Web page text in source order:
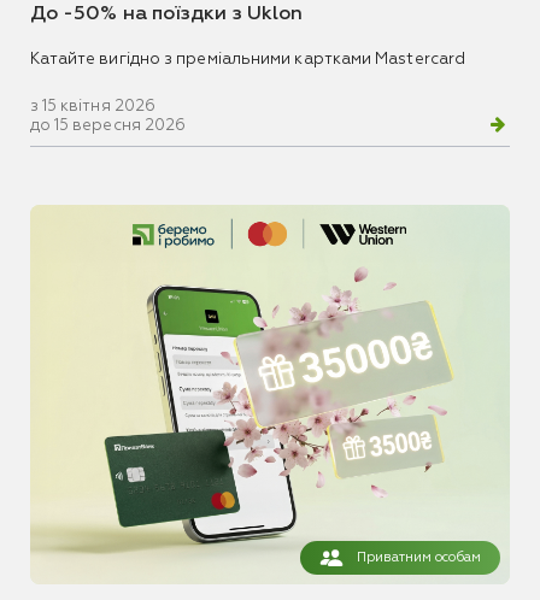
До -50% на поїздки з Uklon
Катайте вигідно з преміальними картками Mastercard
з 15 квітня 2026
до 15 вересня 2026
Приватним особам